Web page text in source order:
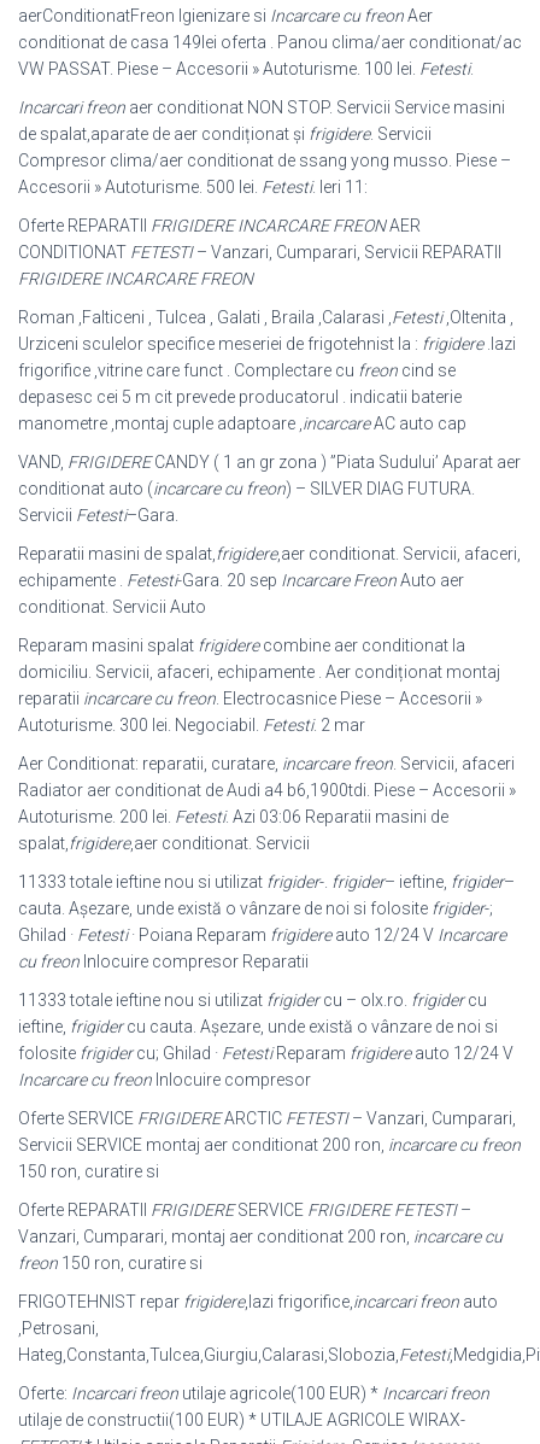
aerConditionatFreon Igienizare si Incarcare cu freonAer
conditionat de casa 149lei oferta . Panou clima/aer conditionat/ac
VW PASSAT. Piese – Accesorii » Autoturisme. 100 lei. Fetesti.
Incarcari freon aer conditionat NON STOP. Servicii Service masini
de spalat, aparate de aer condiționat și frigidere. Servicii
Compresor clima/aer conditionat de ssang yong musso. Piese –
Accesorii » Autoturisme. 500 lei. Fetesti. Ieri 11:
Oferte REPARATII FRIGIDERE INCARCARE FREONAER
CONDITIONAT FETESTI– Vanzari, Cumparari, Servicii REPARATII
FRIGIDERE INCARCARE FREON
Roman ,Falticeni , Tulcea , Galati , Braila ,Calarasi , Fetesti,Oltenita ,
Urziceni sculelor specifice meseriei de frigotehnist la : frigidere.lazi
frigorifice ,vitrine care funct . Complectare cu freon cind se
depasesc cei 5 m cit prevede producatorul . indicatii baterie
manometre ,montaj cuple adaptoare , incarcareAC auto cap
VAND, FRIGIDERECANDY ( 1 an gr zona ) ”Piata Sudului’ Aparat aer
conditionat auto (incarcare cu freon) – SILVER DIAG FUTURA.
Servicii Fetesti–Gara.
Reparatii masini de spalat, frigidere,aer conditionat. Servicii, afaceri,
echipamente . Fetesti-Gara. 20 sep Incarcare FreonAuto aer
conditionat. Servicii Auto
Reparam masini spalat frigiderecombine aer conditionat la
domiciliu. Servicii, afaceri, echipamente . Aer condiționat montaj
reparatii incarcare cu freon . Electrocasnice Piese – Accesorii »
Autoturisme. 300 lei. Negociabil. Fetesti. 2 mar
Aer Conditionat: reparatii, curatare, incarcare freon . Servicii, afaceri
Radiator aer conditionat de Audi a4 b6,1900tdi. Piese – Accesorii »
Autoturisme. 200 lei. Fetesti. Azi 03:06 Reparatii masini de
spalat, frigidere,aer conditionat. Servicii
11333 totale ieftine nou si utilizat frigider-. frigider– ieftine, frigider–
cauta. Așezare, unde există o vânzare de noi si folosite frigider-;
Ghilad · Fetesti· Poiana Reparam frigidereauto 12/24 V Incarcare
cu freon Inlocuire compresor Reparatii
11333 totale ieftine nou si utilizat frigidercu – olx.ro. frigidercu
ieftine, frigidercu cauta. Așezare, unde există o vânzare de noi si
folosite frigidercu; Ghilad · FetestiReparam frigidereauto 12/24 V
Incarcare cu freon Inlocuire compresor
Oferte SERVICE FRIGIDEREARCTIC FETESTI– Vanzari, Cumparari,
Servicii SERVICE montaj aer conditionat 200 ron, incarcare cu freon
150 ron, curatire si
Oferte REPARATII FRIGIDERESERVICE FRIGIDERE FETESTI–
Vanzari, Cumparari, montaj aer conditionat 200 ron, incarcare cu
freon 150 ron, curatire si
FRIGOTEHNIST repar frigidere,lazi frigorifice, incarcari freon auto
,Petrosani,
Hateg,Constanta,Tulcea,Giurgiu,Calarasi,Slobozia, Fetesti
Oferte: Incarcari freon utilaje agricole(100 EUR) * Incarcari freon
utilaje de constructii(100 EUR) * UTILAJE AGRICOLE WIRAX-